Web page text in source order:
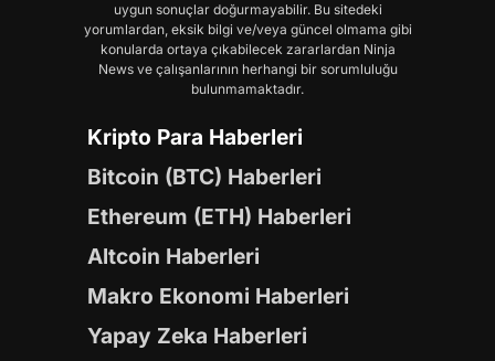
uygun sonuçlar doğurmayabilir. Bu sitedeki
yorumlardan, eksik bilgi ve/veya güncel olmama gibi
konularda ortaya çıkabilecek zararlardan Ninja
News ve çalışanlarının herhangi bir sorumluluğu
bulunmamaktadır.
Kripto Para Haberleri
Bitcoin (BTC) Haberleri
Ethereum (ETH) Haberleri
Altcoin Haberleri
Makro Ekonomi Haberleri
Yapay Zeka Haberleri